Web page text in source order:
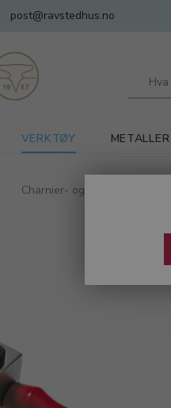
post@ravstedhus.no
VERKTØY METALLER
Charnier- og rørskjærer